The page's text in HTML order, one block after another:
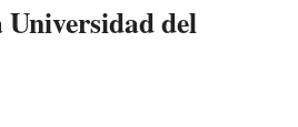
del